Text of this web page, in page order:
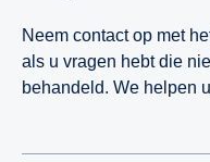
Neem contact op met
als u vragen hebt die
behandeld. We helpen